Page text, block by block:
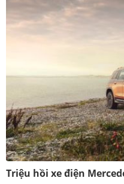
Triệu hồi xe điện